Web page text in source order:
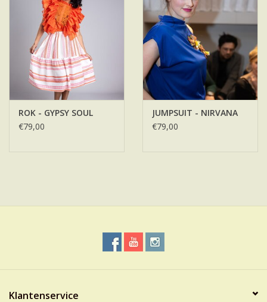
ROK - GYPSY SOUL
€79,00
JUMPSUIT - NIRVANA
€79,00
Klantenservice